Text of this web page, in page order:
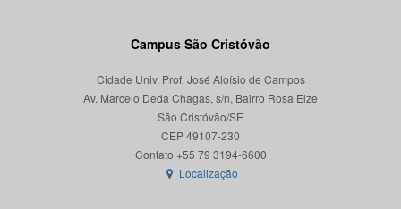
Campus São Cristóvão
Cidade Univ. Prof. José Aloísio de Campos
Av. Marcelo Deda Chagas, s/n, Bairro Rosa Elze
São Cristóvão/SE
CEP 49107-230
Localização